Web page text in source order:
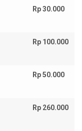
Rp 30.000
Rp 100.000
Rp 50.000
Rp 260.000